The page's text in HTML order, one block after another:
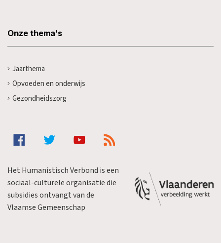
Onze thema's
Jaarthema
Opvoeden en onderwijs
Gezondheidszorg
Het Humanistisch Verbond is een
sociaal-culturele organisatie die
subsidies ontvangt van de
Vlaamse Gemeenschap